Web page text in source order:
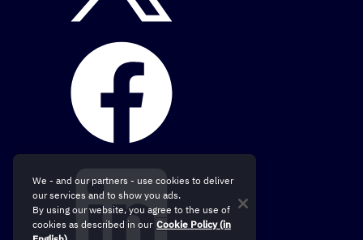
We - and our partners - use cookies to deliver
our services and to show you ads.
By using our website, you agree to the use of
cookies as described in our Cookie Policy (in